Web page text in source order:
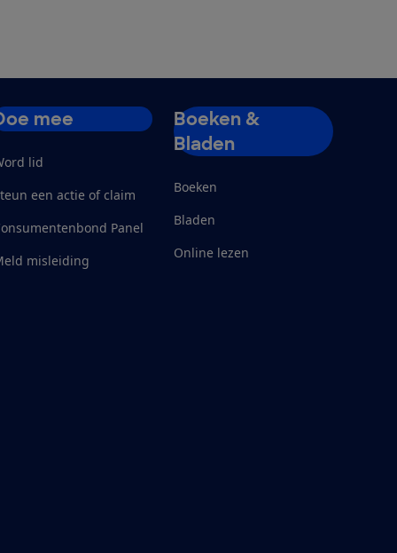
mee
lid
een actie of claim
Panel
misleiding
Boeken &
Bladen
Boeken
Bladen
Online lezen